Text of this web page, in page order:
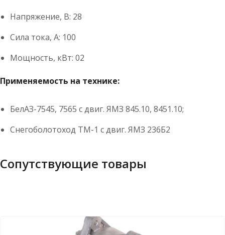
Напряжение, В: 28
Сила тока, А: 100
Мощность, кВт: 02
Применяемость на технике:
БелАЗ-7545, 7565 с двиг. ЯМЗ 845.10, 8451.10;
Снегоболотоход ТМ-1 с двиг. ЯМЗ 236Б2
Сопутствующие товары